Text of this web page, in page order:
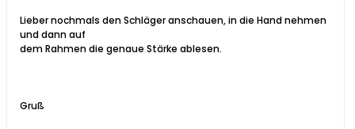
Lieber nochmals den Schläger anschauen, in die Hand nehmen
und dann auf
dem Rahmen die genaue Stärke ablesen.
Gruß